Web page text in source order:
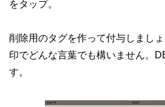
をタップ。
削除用のタグを作って付与しまし
印でどんな言葉でも構いません。
す。